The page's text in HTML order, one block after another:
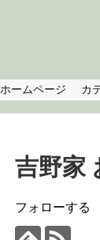
ホームページ カ
吉野家
フォローする